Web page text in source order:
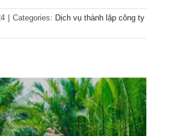
| Categories: Dịch vụ thành lập công ty